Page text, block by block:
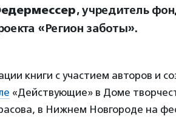
, учредитель
«Регион заботы».
книги с участием авторов и
«Действующие» в Доме
в Нижнем Новгороде на